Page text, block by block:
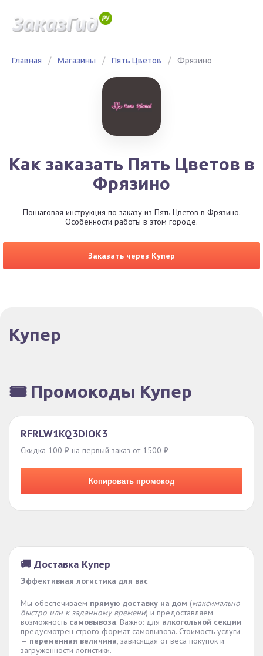
Главная / Магазины / Пять Цветов / Фрязино
Как заказать Пять Цветов в
Фрязино
Пошаговая инструкция по заказу из Пять Цветов в Фрязино.
Особенности работы в этом городе.
Заказать через Купер
Купер
🎟️ Промокоды Купер
RFRLW1KQ3DIOK3
Скидка 100 ₽ на первый заказ от 1500 ₽
Копировать промокод
🚚 Доставка Купер
Эффективная логистика для вас
Мы обеспечиваем прямую доставку на дом (максимально
быстро или к заданному времени) и предоставляем
возможность самовывоза. Важно: для алкогольной секции
предусмотрен строго формат самовывоза. Стоимость услуги
— переменная величина, зависящая от веса покупок и
загруженности логистики.